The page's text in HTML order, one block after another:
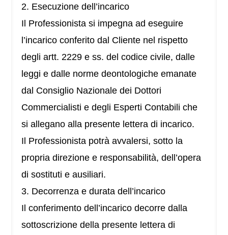
2. Esecuzione dell’incarico
Il Professionista si impegna ad eseguire
l’incarico conferito dal Cliente nel rispetto
degli artt. 2229 e ss. del codice civile, dalle
leggi e dalle norme deontologiche emanate
dal Consiglio Nazionale dei Dottori
Commercialisti e degli Esperti Contabili che
si allegano alla presente lettera di incarico.
Il Professionista potrà avvalersi, sotto la
propria direzione e responsabilità, dell’opera
di sostituti e ausiliari.
3. Decorrenza e durata dell’incarico
Il conferimento dell’incarico decorre dalla
sottoscrizione della presente lettera di